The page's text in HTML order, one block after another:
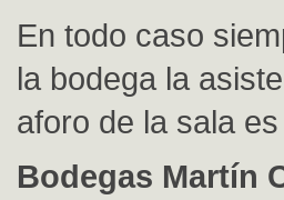
En todo caso
la bodega la
aforo de la sala
Bodegas Martín